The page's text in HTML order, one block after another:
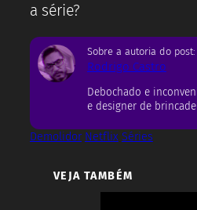
a série?
Sobre a autoria do post:
Rodrigo Castro
Debochado e
e designer de
Demolidor Netflix Séries
VEJA TAMBÉM